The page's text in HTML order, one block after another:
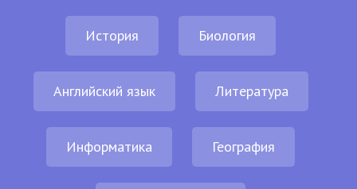
История Биология
Английский язык Литература
Информатика География